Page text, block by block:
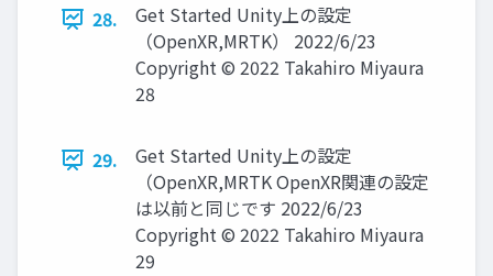
28.
Get Started Unity上の設定
（OpenXR,MRTK） 2022/6/23
Copyright © 2022 Takahiro Miyaura
28
29.
Get Started Unity上の設定
（OpenXR,MRTK OpenXR関連の設定
は以前と同じです 2022/6/23
Copyright © 2022 Takahiro Miyaura
29